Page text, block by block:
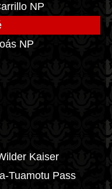
NP
NP
Kaiser
Tuamotu Pass